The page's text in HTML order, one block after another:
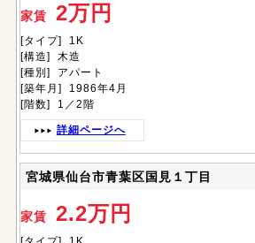
家賃 2万円
[タイプ] 1K
[構造] 木造
[種別] アパート
[築年月] 1986年4月
[階数] 1／2階
詳細ページへ
宮城県仙台市青葉区国見１丁目
家賃 2.2万円